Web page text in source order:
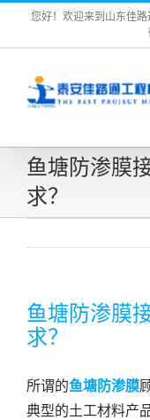
您好！欢迎来到山东佳
鱼塘防渗膜
求？
鱼塘防渗膜
求？
所谓的鱼塘防渗膜
典型的土工材料产